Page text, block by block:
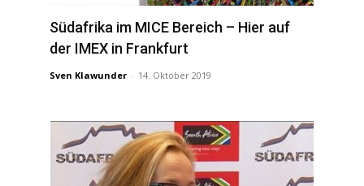
Südafrika im MICE Bereich – Hier auf
der IMEX in Frankfurt
Sven Klawunder - 14. Oktober 2019